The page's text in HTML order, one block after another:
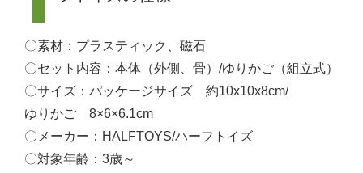
〇素材：プラスティック、磁石
〇セット内容：本体（外側、骨）/ゆりかご（組立式）
〇サイズ：パッケージサイズ 約10x10x8cm/
ゆりかご 8×6×6.1cm
〇メーカー：HALFTOYS/ハーフトイズ
〇対象年齢：3歳～